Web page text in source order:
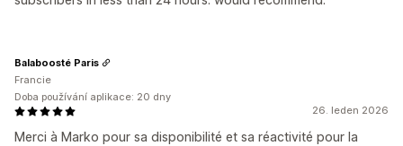
26. leden 2026
Merci à Marko pour sa disponibilité et sa réactivité pour la
Balaboosté Paris
Francie
Doba používání aplikace: 20 dny